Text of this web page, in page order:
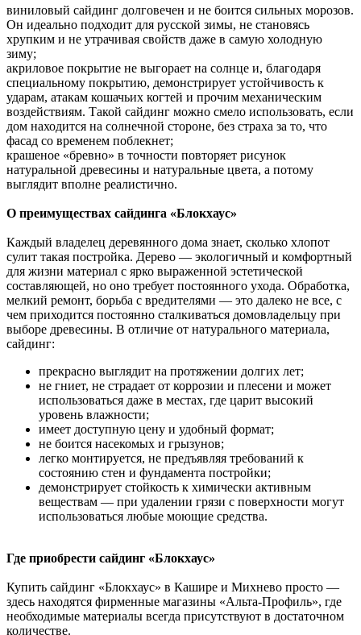
виниловый сайдинг долговечен и не боится сильных морозов.
Он идеально подходит для русской зимы, не становясь
хрупким и не утрачивая свойств даже в самую холодную
зиму;
акриловое покрытие не выгорает на солнце и, благодаря
специальному покрытию, демонстрирует устойчивость к
ударам, атакам кошачьих когтей и прочим механическим
воздействиям. Такой сайдинг можно смело использовать, если
дом находится на солнечной стороне, без страха за то, что
фасад со временем поблекнет;
крашеное «бревно» в точности повторяет рисунок
натуральной древесины и натуральные цвета, а потому
выглядит вполне реалистично.
О преимуществах сайдинга «Блокхаус»
Каждый владелец деревянного дома знает, сколько хлопот
сулит такая постройка. Дерево — экологичный и комфортный
для жизни материал с ярко выраженной эстетической
составляющей, но оно требует постоянного ухода. Обработка,
мелкий ремонт, борьба с вредителями — это далеко не все, с
чем приходится постоянно сталкиваться домовладельцу при
выборе древесины. В отличие от натурального материала,
сайдинг:
прекрасно выглядит на протяжении долгих лет;
не гниет, не страдает от коррозии и плесени и может
использоваться даже в местах, где царит высокий
уровень влажности;
имеет доступную цену и удобный формат;
не боится насекомых и грызунов;
легко монтируется, не предъявляя требований к
состоянию стен и фундамента постройки;
демонстрирует стойкость к химически активным
веществам — при удалении грязи с поверхности могут
использоваться любые моющие средства.
Где приобрести сайдинг «Блокхаус»
Купить сайдинг «Блокхаус» в Кашире и Михнево просто —
здесь находятся фирменные магазины «Альта-Профиль», где
необходимые материалы всегда присутствуют в достаточном
количестве.